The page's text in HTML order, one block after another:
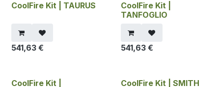
CoolFire Kit | TAURUS
541,63 €
CoolFire Kit |
TANFOGLIO
541,63€
CoolFire Kit |
CoolFire Kit | SMITH